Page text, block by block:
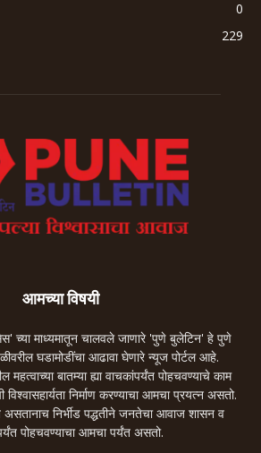
0
229
आमच्या विषयी
च्या माध्यमातून चालवले जाणारे 'पुणे बुलेटिन' हे पुणे
घडामोडींचा आढावा घेणारे न्यूज पोर्टल आहे.
महत्वाच्या बातम्या ह्या वाचकांपर्यंत पोहचवण्याचे काम
निर्माण करण्याचा आमचा प्रयत्न असतो.
निर्भीड पद्धतीने जनतेचा आवाज शासन व
पोहचवण्याचा आमचा पर्यंत असतो.